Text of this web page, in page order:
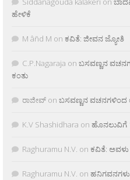
ಹೇಳಿಕೆ
M âñd M on ಕವಿತೆ: ಜೀವನ ಜ್ಯೋತಿ
C.P.Nagaraja on ಬಸವಣ್ಣನ
ಕಂತು
ರಾಜೀವ್ on ಬಸವಣ್ಣನ ವಚನಗಳಿಂದ
K.V Shashidhara on ಹೊನಲುವಿಗೆ
Raghuramu N.V. on ಕವಿತೆ: ಅವಳು
Raghuramu N.V. on ಹನಿಗವನಗಳು